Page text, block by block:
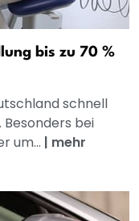
bis zu 70 %
schnell
Besonders bei
um... | mehr